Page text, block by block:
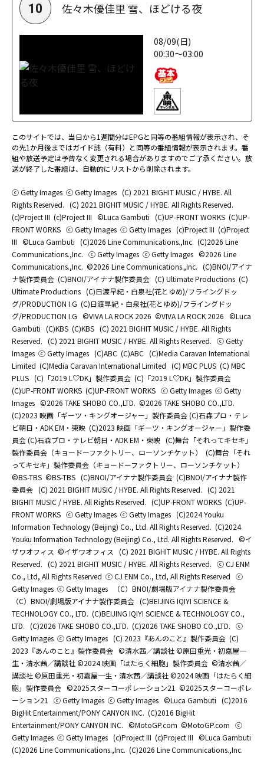
10 佐々木優佳里 雪、ほどける夜
08/09(日)
00:30～03:00
このサイトでは、当日から1週間分はEPGと同等の番組情報が表示され、そ
の先1か月後まではガイド誌（有料）と同等の番組情報が表示されます。番
組や放送予定は予告なく変更される場合がありますのでご了承ください。放
送が終了した番組は、自動的にリストから削除されます。
ⓒ Getty Images ⓒ Getty Images (C) 2021 BIGHIT MUSIC / HYBE. All
Rights Reserved. (C) 2021 BIGHIT MUSIC / HYBE. All Rights Reserved.
(c)Project III (c)Project III ©Luca Gambuti (C)UP-FRONT WORKS (C)UP-
FRONT WORKS ⓒ Getty Images ⓒ Getty Images (c)Project III (c)Project
III ©Luca Gambuti (C)2026 Line Communications.,Inc. (C)2026 Line
Communications.,Inc. ⓒ Getty Images ⓒ Getty Images ©2026 Line
Communications.,Inc. ©2026 Line Communications.,Inc. (C)BNOI/アイナ
ナ製作委員会 (C)BNOI/アイナナ製作委員会 (C) Ultimate Productions (C)
Ultimate Productions (C)日渡早紀・白泉社(花とゆめ)/フライングドッ
グ/PRODUCTION I.G (C)日渡早紀・白泉社(花とゆめ)/フライングドッ
グ/PRODUCTION I.G ©️VIVA LA ROCK 2026 ©️VIVA LA ROCK 2026 ©Luca
Gambuti (C)KBS (C)KBS (C) 2021 BIGHIT MUSIC / HYBE. All Rights
Reserved. (C) 2021 BIGHIT MUSIC / HYBE. All Rights Reserved. ⓒ Getty
Images ⓒ Getty Images (C)ABC (C)ABC (C)Media Caravan International
Limited (C)Media Caravan International Limited (C) MBC PLUS (C) MBC
PLUS (C)「2019 L♡DK」製作委員会 (C)「2019 L♡DK」製作委員会
(C)UP-FRONT WORKS (C)UP-FRONT WORKS ⓒ Getty Images ⓒ Getty
Images ©2026 TAKE SHOBO CO.,LTD. ©2026 TAKE SHOBO CO.,LTD.
(C)2023 映画「ギーツ・キングオージャー」製作委員会 (C)石森プロ・テレ
ビ朝日・ADK EM・東映 (C)2023 映画「ギーツ・キングオージャー」製作委
員会 (C)石森プロ・テレビ朝日・ADK EM・東映 (C)舞台「それってキセキ」
製作委員会（キョードーファクトリー、ローソンチケット）
(C)舞台「それ
ってキセキ」製作委員会（キョードーファクトリー、ローソンチケット）
©BS-TBS ©BS-TBS (C)BNOI/アイナナ製作委員会 (C)BNOI/アイナナ製作
委員会 (C) 2021 BIGHIT MUSIC / HYBE. All Rights Reserved. (C) 2021
BIGHIT MUSIC / HYBE. All Rights Reserved. (C)UP-FRONT WORKS (C)UP-
FRONT WORKS ⓒ Getty Images ⓒ Getty Images (C)2024 Youku
Information Technology (Beijing) Co., Ltd. All Rights Reserved. (C)2024
Youku Information Technology (Beijing) Co., Ltd. All Rights Reserved. ©イ
ザワオフィス ©イザワオフィス
(C) 2021 BIGHIT MUSIC / HYBE. All Rights
Reserved. (C) 2021 BIGHIT MUSIC / HYBE. All Rights Reserved. ⓒ CJ ENM
Co., Ltd, All Rights Reserved ⓒ CJ ENM Co., Ltd, All Rights Reserved ⓒ
Getty Images ⓒ Getty Images
（C）BNOI/劇場版アイナナ製作委員会
（C）BNOI/劇場版アイナナ製作委員会 (C)BEIJING IQIYI SCIENCE &
TECHNOLOGY CO., LTD. (C)BEIJING IQIYI SCIENCE & TECHNOLOGY CO.,
LTD. (C)2026 TAKE SHOBO CO.,LTD. (C)2026 TAKE SHOBO CO.,LTD. ⓒ
Getty Images ⓒ Getty Images (C) 2023『あんのこと』製作委員会 (C)
2023『あんのこと』製作委員会 ©清水茜／講談社 ©原田重光・初嘉屋一
生・清水茜／講談社 ©2024 映画「はたらく細胞」製作委員会 ©清水茜／
講談社 ©原田重光・初嘉屋一生・清水茜／講談社 ©2024 映画「はたらく細
胞」製作委員会 ©2025スターコーポレーション21 ©2025スターコーポレ
ーション21
ⓒ Getty Images ⓒ Getty Images ©Luca Gambuti (C)2016
BigHit Entertainment/PONY CANYON INC. (C)2016 BigHit
Entertainment/PONY CANYON INC. ©MotoGP.com ©MotoGP.com ⓒ
Getty Images ⓒ Getty Images (c)Project III (c)Project III ©Luca Gambuti
(C)2026 Line Communications.,Inc. (C)2026 Line Communications.,Inc.